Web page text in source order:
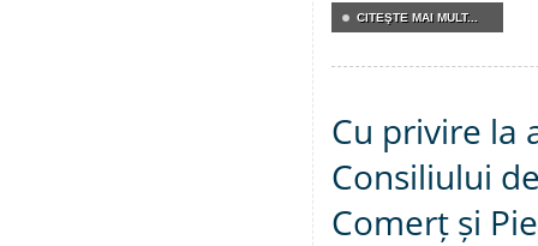
CITEŞTE MAI MULT...
Cu privire la
Consiliului
Comerț și